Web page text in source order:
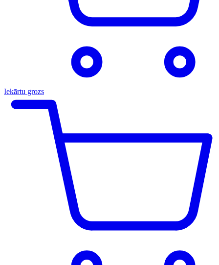
Iekārtu grozs